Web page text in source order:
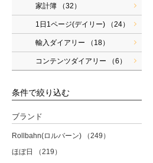
家計簿 （32）
1日1ページ(デイリー) （24）
輸入ダイアリー （18）
コンテンツダイアリー （6）
条件で絞り込む
ブランド
Rollbahn(ロルバーン)
（249）
ほぼ日
（219）